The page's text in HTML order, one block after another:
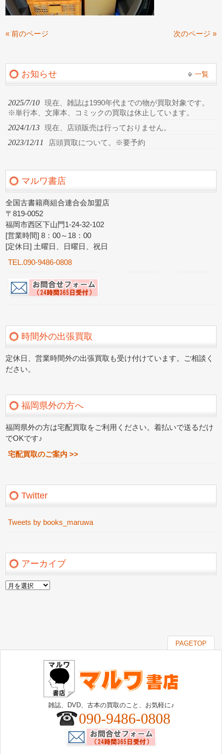
« 前のページ 次のページ »
お知らせ 一覧
2025/7/10
現在、雑誌は1990年代までの物が買取対象です。
※単行本、文庫本、コミックの買取は休止しています。
2024/1/13 現在、店頭販売は行っておりません。
2023/12/11 店頭買取について。※要予約
マルワ書店
全国古書籍商組合連合会加盟店
〒819-0052
福岡市西区下山門1-24-32-102
[営業時間] 8：00～18：00
[定休日] 土曜日、日曜日、祝日
TEL.090-9486-0808
時間外の出張買取
定休日、営業時間外の出張買取も受け付けています。ご相談く
ださい。
福岡県外の方へ
福岡県外の方は宅配買取をご利用ください。着払いで送るだけ
でOKです♪
宅配買取のご案内 >>
Twitter
Tweets by books_maruwa
アーカイブ
ア
PAGETOP
雑誌、DVD、古本の買取のこと、お気軽に♪
090-9486-0808